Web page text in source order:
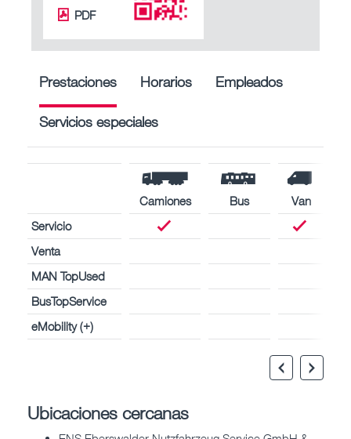
PDF
Prestaciones Horarios Empleados
Servicios especiales
Camiones Bus
Van
Servicio
Venta
MAN TopUsed
BusTopService
eMobility (+)
Ubicaciones cercanas